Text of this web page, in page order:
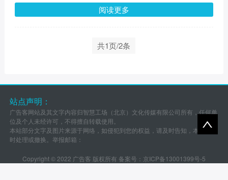
阅读更多
共1页/2条
站点声明：
广告客网站及其文字内容归智慧工场（北京）文化传媒有限公司所有，任何单
位及个人未经许可，不得擅自转载使用。
本站部分文字及图片来源于网络，如侵犯到您的权益，请及时告知，本站将及
时处理或撤换。举报邮箱：
Copyright © 2022 广告客 版权所有 备案号： 京ICP备13001399号-5